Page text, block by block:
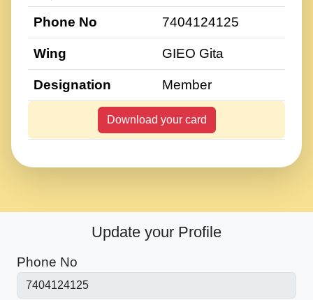
Phone No 7404124125
Wing GIEO Gita
Designation Member
Download your card
Update your Profile
Phone No